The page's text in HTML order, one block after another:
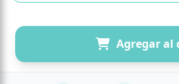
Agregar al